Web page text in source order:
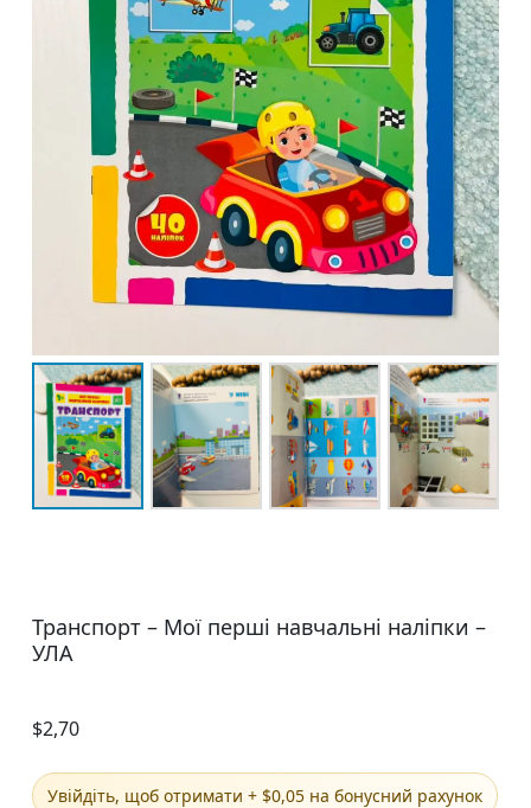
Транспорт – Мої перші навчальні наліпки –
УЛА
$2,70
Увійдіть, щоб отримати + $0,05 на бонусний рахунок